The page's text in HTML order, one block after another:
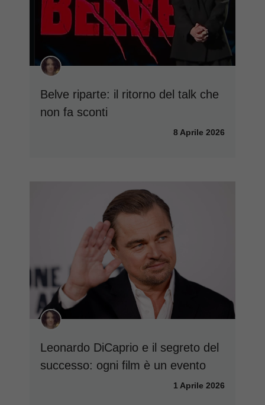
Belve riparte: il ritorno del talk che
non fa sconti
8 Aprile 2026
Leonardo DiCaprio e il segreto del
successo: ogni film è un evento
1 Aprile 2026